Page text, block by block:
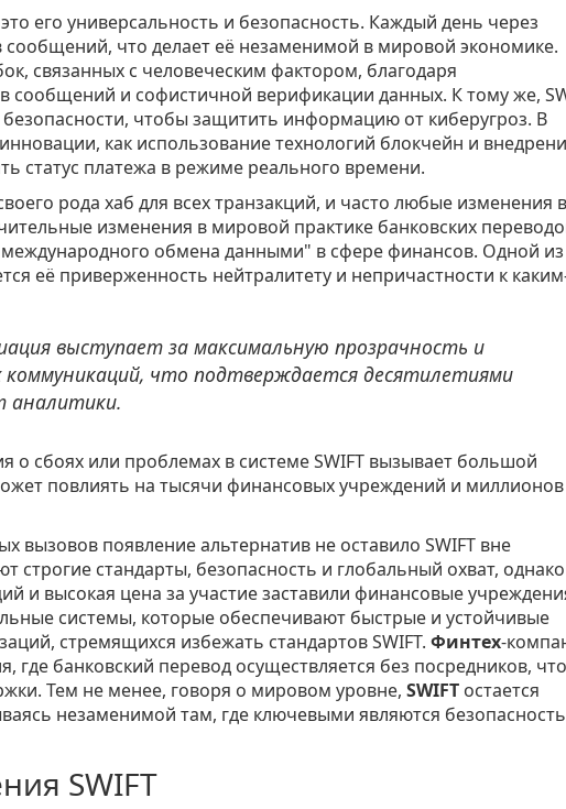
его универсальность и безопасность. Каждый день через
что делает её незаменимой в мировой экономике.
связанных с человеческим фактором, благодаря
сообщений и софистичной верификации данных. К тому же,
чтобы защитить информацию от киберугроз. В
как использование технологий блокчейн и
статус платежа в режиме реального времени.
рода хаб для всех транзакций, и часто любые изменения
изменения в мировой практике банковских
обмена данными" в сфере финансов. Одной из
её приверженность нейтралитету и непричастности к
выступает за максимальную прозрачность и
что подтверждается десятилетиями
сбоях или проблемах в системе SWIFT вызывает большой
повлиять на тысячи финансовых учреждений и миллионов
вызовов появление альтернатив не оставило SWIFT вне
строгие стандарты, безопасность и глобальный охват, однако
и высокая цена за участие заставили финансовые
системы, которые обеспечивают быстрые и устойчивые
стремящихся избежать стандартов SWIFT. Финтех-
где банковский перевод осуществляется без посредников, что
Тем не менее, говоря о мировом уровне, SWIFT остается
незаменимой там, где ключевыми являются
SWIFT